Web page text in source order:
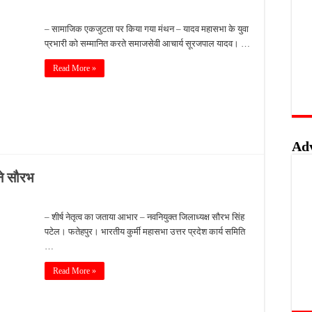
अवैध तमंचे और कारतूस के साथ युवक गिरफ्तार
रोजगार का मौका, 10 अगस्त को शिक्षुता मेले का आयोजन
– सामाजिक एकजुटता पर किया गया मंथन – यादव महासभा के युवा
प्रभारी को सम्मानित करते समाजसेवी आचार्य सूरजपाल यादव। …
Read More »
सौरभ
– शीर्ष नेतृत्व का जताया आभार – नवनियुक्त जिलाध्यक्ष सौरभ सिंह
पटेल। फतेहपुर। भारतीय कुर्मी महासभा उत्तर प्रदेश कार्य समिति
…
Read More »